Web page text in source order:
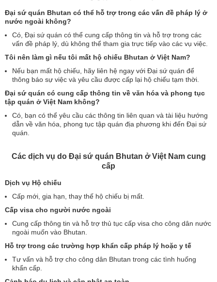
Đại sứ quán Bhutan có thể hỗ trợ trong các vấn đề pháp lý ở
nước ngoài không?
Có, Đại sứ quán có thể cung cấp thông tin và hỗ trợ trong các
vấn đề pháp lý, dù không thể tham gia trực tiếp vào các vụ việc.
Tôi nên làm gì nếu tôi mất hộ chiếu Bhutan ở Việt Nam?
Nếu bạn mất hộ chiếu, hãy liên hệ ngay với Đại sứ quán để
thông báo sự việc và yêu cầu được cấp lại hộ chiếu tạm thời.
Đại sứ quán có cung cấp thông tin về văn hóa và phong tục
tập quán ở Việt Nam không?
Có, bạn có thể yêu cầu các thông tin liên quan và tài liệu hướng
dẫn về văn hóa, phong tục tập quán địa phương khi đến Đại sứ
quán.
Các dịch vụ do Đại sứ quán Bhutan ở Việt Nam cung
cấp
Dịch vụ Hộ chiếu
Cấp mới, gia hạn, thay thế hộ chiếu bị mất.
Cấp visa cho người nước ngoài
Cung cấp thông tin và hỗ trợ thủ tục cấp visa cho công dân nước
ngoài muốn vào Bhutan.
Hỗ trợ trong các trường hợp khẩn cấp pháp lý hoặc y tế
Tư vấn và hỗ trợ cho công dân Bhutan trong các tình huống
khẩn cấp.